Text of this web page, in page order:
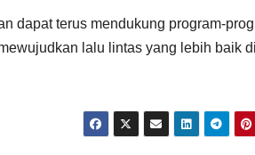
dapat terus mendukung program-
lalu lintas yang lebih baik di